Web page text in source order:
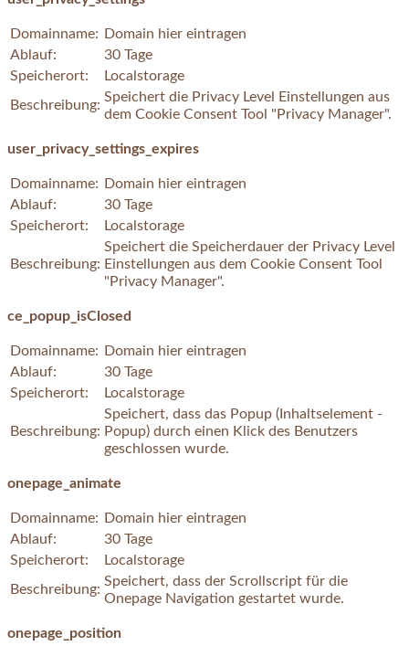
Domainname:
Domain hier eintragen
Ablauf:
30 Tage
Speicherort:
Localstorage
Beschreibung:
Speichert die Privacy Level Einstellungen aus
dem Cookie Consent Tool "Privacy Manager".
user_privacy_settings_expires
Domainname:
Domain hier eintragen
Ablauf:
30 Tage
Speicherort:
Localstorage
Beschreibung:
Speichert die Speicherdauer der Privacy Level
Einstellungen aus dem Cookie Consent Tool
"Privacy Manager".
ce_popup_isClosed
Domainname:
Domain hier eintragen
Ablauf:
30 Tage
Speicherort:
Localstorage
Beschreibung:
Speichert, dass das Popup (Inhaltselement -
Popup) durch einen Klick des Benutzers
geschlossen wurde.
onepage_animate
Domainname:
Domain hier eintragen
Ablauf:
30 Tage
Speicherort:
Localstorage
Beschreibung:
Speichert, dass der Scrollscript für die
Onepage Navigation gestartet wurde.
onepage_position